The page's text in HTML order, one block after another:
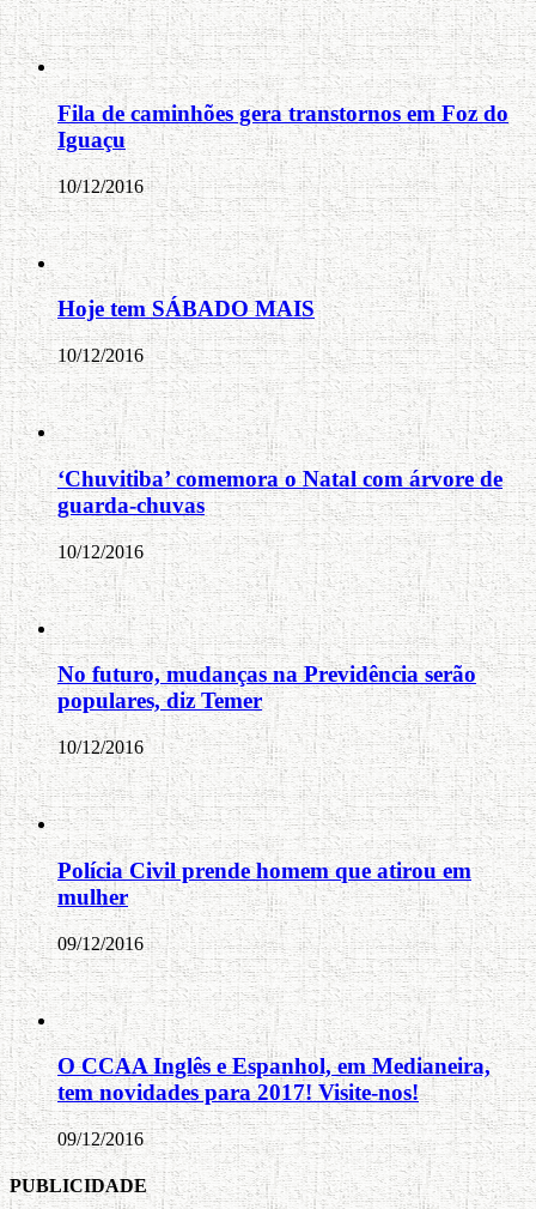
Fila de caminhões gera transtornos em Foz do
Iguaçu
10/12/2016
Hoje tem SÁBADO MAIS
10/12/2016
‘Chuvitiba’ comemora o Natal com árvore de
guarda-chuvas
10/12/2016
No futuro, mudanças na Previdência serão
populares, diz Temer
10/12/2016
Polícia Civil prende homem que atirou em
mulher
09/12/2016
O CCAA Inglês e Espanhol, em Medianeira,
tem novidades para 2017! Visite-nos!
09/12/2016
PUBLICIDADE